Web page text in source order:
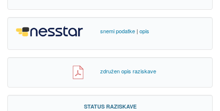
snemi podatke |opis
združen opis raziskave
STATUS RAZISKAVE